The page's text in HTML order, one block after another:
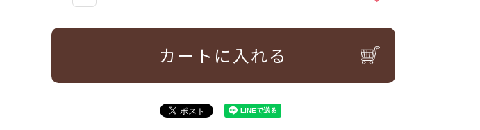
カートに入れる